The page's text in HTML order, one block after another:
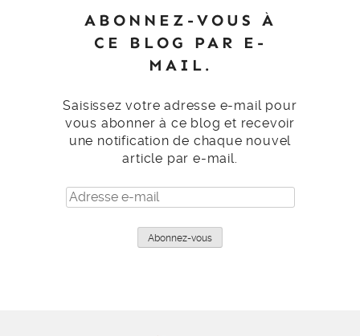
ABONNEZ-VOUS À
CE BLOG PAR E-
MAIL.
Saisissez votre adresse e-mail pour
vous abonner à ce blog et recevoir
une notification de chaque nouvel
article par e-mail.
Adresse
e-
Abonnez-vous